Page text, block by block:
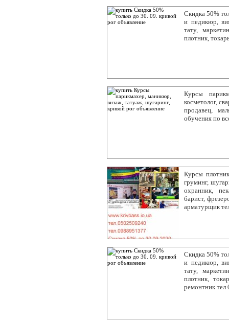
Скидка 50%
и педикюр,
тату,
плотник,
Курсы
косметолог,
продавец,
обучения по
Курсы
груминг,
охранник,
барист,
арматурщик
Скидка 50%
и педикюр,
тату,
плотник,
ремонтник